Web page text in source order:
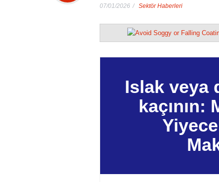
07/01/2026 Sektör Haberleri